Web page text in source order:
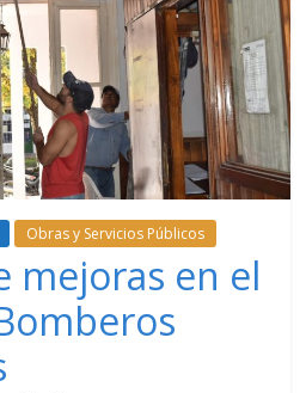
Obras y Servicios Públicos
mejoras en el